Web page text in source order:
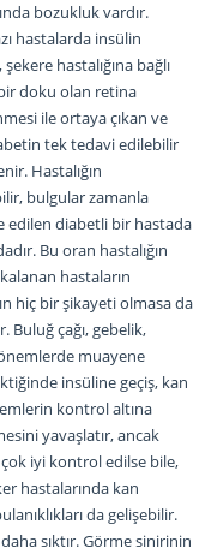
bozukluk vardır.
hastalarda insülin
hastalığına bağlı
doku olan retina
ile ortaya çıkan ve
tek tedavi edilebilir
Hastalığın
bulgular zamanla
edilen diabetli bir hastada
Bu oran hastalığın
hastaların
hiç bir şikayeti olmasa da
Buluğ çağı, gebelik,
muayene
insüline geçiş, kan
kontrol altına
yavaşlatır, ancak
iyi kontrol edilse bile,
hastalarında kan
da gelişebilir.
sıktır. Görme sinirinin